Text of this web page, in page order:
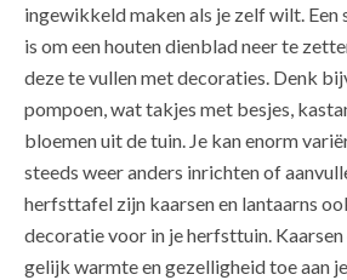
ingewikkeld maken als je zelf wilt. Een
is om een houten dienblad neer te
deze te vullen met decoraties. Denk
pompoen, wat takjes met besjes,
bloemen uit de tuin. Je kan enorm
steeds weer anders inrichten of
herfsttafel zijn kaarsen en lantaarns
decoratie voor in je herfsttuin. Kaarsen
gelijk warmte en gezelligheid toe aan